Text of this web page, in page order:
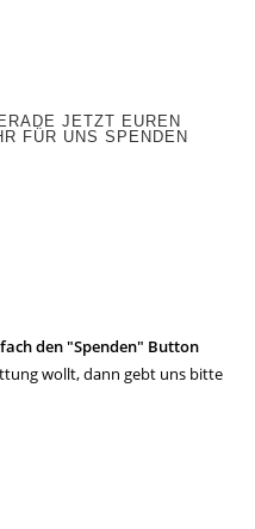
JETZT EUREN
FÜR UNS SPENDEN
den "Spenden" Button
wollt, dann gebt uns bitte